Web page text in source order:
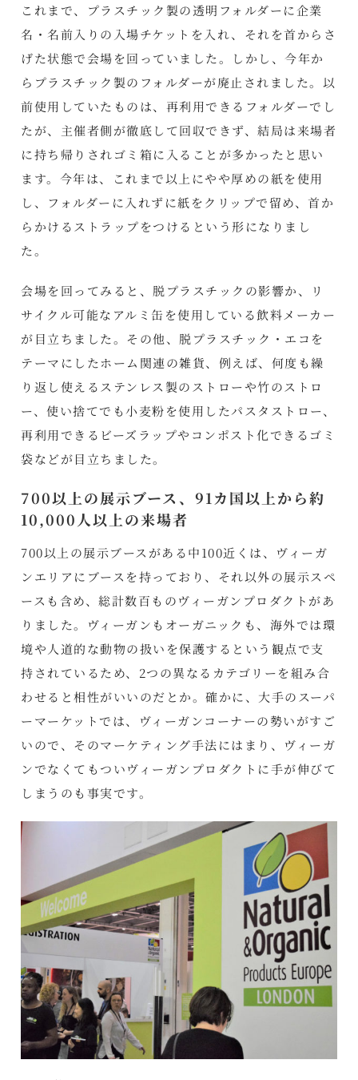
これまで、プラスチック製の透明フォルダーに企業
名・名前入りの入場チケットを入れ、それを首からさ
げた状態で会場を回っていました。しかし、今年か
らプラスチック製のフォルダーが廃止されました。以
前使用していたものは、再利用できるフォルダーでし
たが、主催者側が徹底して回収できず、結局は来場者
に持ち帰りされゴミ箱に入ることが多かったと思い
ます。今年は、これまで以上にやや厚めの紙を使用
し、フォルダーに入れずに紙をクリップで留め、首か
らかけるストラップをつけるという形になりまし
た。
会場を回ってみると、脱プラスチックの影響か、リ
サイクル可能なアルミ缶を使用している飲料メーカー
が目立ちました。その他、脱プラスチック・エコを
テーマにしたホーム関連の雑貨、例えば、何度も繰
り返し使えるステンレス製のストローや竹のストロ
ー、使い捨てでも小麦粉を使用したパスタストロー、
再利用できるビーズラップやコンポスト化できるゴミ
袋などが目立ちました。
700以上の展示ブース、91カ国以上から約
10,000人以上の来場者
700以上の展示ブースがある中100近くは、ヴィーガ
ンエリアにブースを持っており、それ以外の展示スペ
ースも含め、総計数百ものヴィーガンプロダクトがあ
りました。ヴィーガンもオーガニックも、海外では環
境や人道的な動物の扱いを保護するという観点で支
持されているため、2つの異なるカテゴリーを組み合
わせると相性がいいのだとか。確かに、大手のスーパ
ーマーケットでは、ヴィーガンコーナーの勢いがすご
いので、そのマーケティング手法にはまり、ヴィーガ
ンでなくてもついヴィーガンプロダクトに手が伸びて
しまうのも事実です。